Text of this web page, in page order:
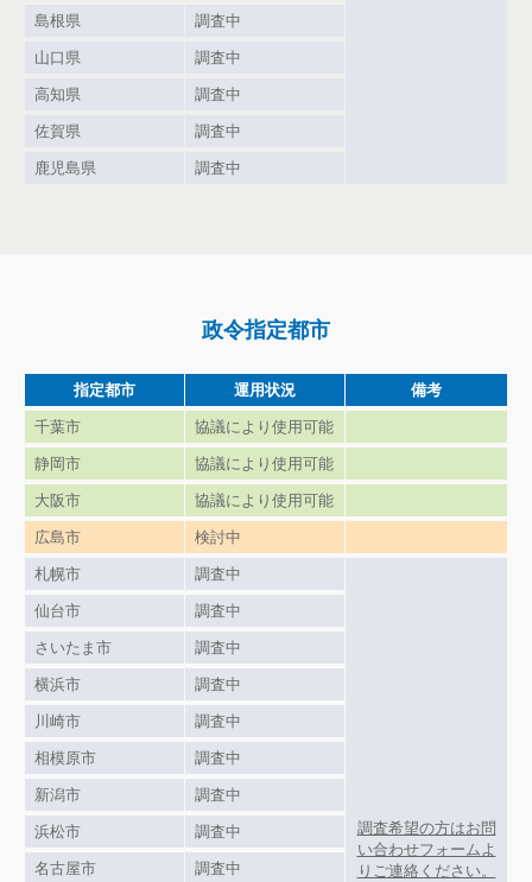
島根県 調査中
山口県 調査中
高知県 調査中
佐賀県 調査中
鹿児島県 調査中
政令指定都市
指定都市 運用状況 備考
千葉市 協議により使用可能
静岡市 協議により使用可能
大阪市 協議により使用可能
広島市 検討中
札幌市 調査中
調査希望の方はお問
い合わせフォームよ
りご連絡ください。
仙台市 調査中
さいたま市 調査中
横浜市 調査中
川崎市 調査中
相模原市 調査中
新潟市 調査中
浜松市 調査中
名古屋市 調査中